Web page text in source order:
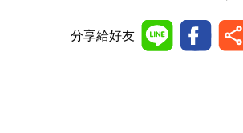
分享給好友